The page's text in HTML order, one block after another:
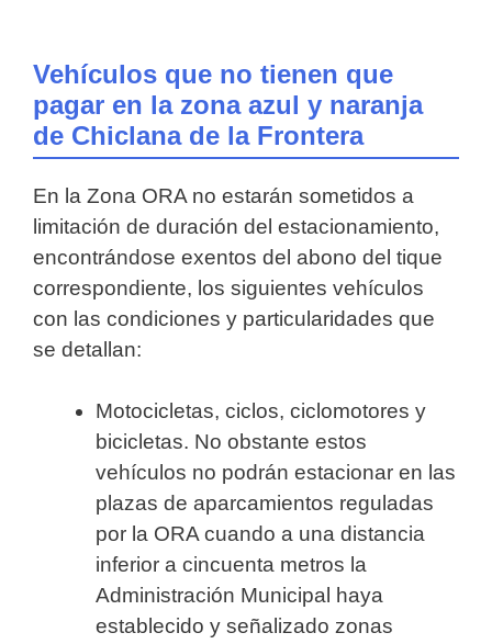
Vehículos que no tienen que
pagar en la zona azul y naranja
de Chiclana de la Frontera
En la Zona ORA no estarán sometidos a
limitación de duración del estacionamiento,
encontrándose exentos del abono del tique
correspondiente, los siguientes vehículos
con las condiciones y particularidades que
se detallan:
Motocicletas, ciclos, ciclomotores y
bicicletas. No obstante estos
vehículos no podrán estacionar en las
plazas de aparcamientos reguladas
por la ORA cuando a una distancia
inferior a cincuenta metros la
Administración Municipal haya
establecido y señalizado zonas